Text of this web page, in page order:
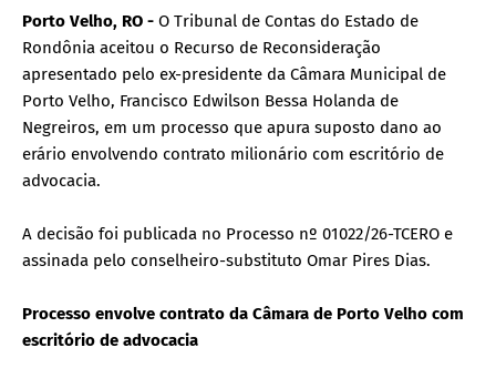
Porto Velho, RO - O Tribunal de Contas do Estado de
Rondônia aceitou o Recurso de Reconsideração
apresentado pelo ex-presidente da Câmara Municipal de
Porto Velho, Francisco Edwilson Bessa Holanda de
Negreiros, em um processo que apura suposto dano ao
erário envolvendo contrato milionário com escritório de
advocacia.
A decisão foi publicada no Processo nº 01022/26-TCERO e
assinada pelo conselheiro-substituto Omar Pires Dias.
Processo envolve contrato da Câmara de Porto Velho com
escritório de advocacia